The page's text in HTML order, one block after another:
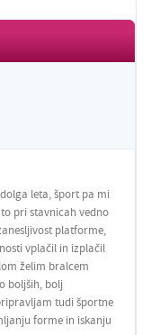
leta, šport pa mi
pri stavnicah vedno
platforme,
vplačil in izplačil
želim bralcem
boljših, bolj
tudi športne
forme in iskanju